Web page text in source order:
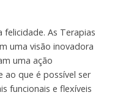
As Terapias
uma visão inovadora
uma ação
ao que é possível ser
funcionais e flexíveis